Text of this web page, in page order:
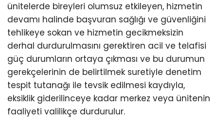
ünitelerde bireyleri olumsuz etkileyen, hizmetin
devamı halinde başvuran sağlığı ve güvenliğini
tehlikeye sokan ve hizmetin gecikmeksizin
derhal durdurulmasını gerektiren acil ve telafisi
güç durumların ortaya çıkması ve bu durumun
gerekçelerinin de belirtilmek suretiyle denetim
tespit tutanağı ile tevsik edilmesi kaydıyla,
eksiklik giderilinceye kadar merkez veya ünitenin
faaliyeti valilikçe durdurulur.